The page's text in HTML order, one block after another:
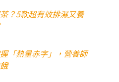
？5款超有效排濕又養
「熱量赤字」，營養師